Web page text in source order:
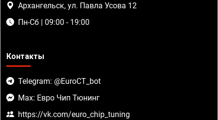
Архангельск, ул. Павла Усова 12
Пн-Сб | 09:00 - 19:00
Контакты
Telegram: @EuroCT_bot
Max: Евро Чип Тюнинг
https://vk.com/euro_chip_tuning